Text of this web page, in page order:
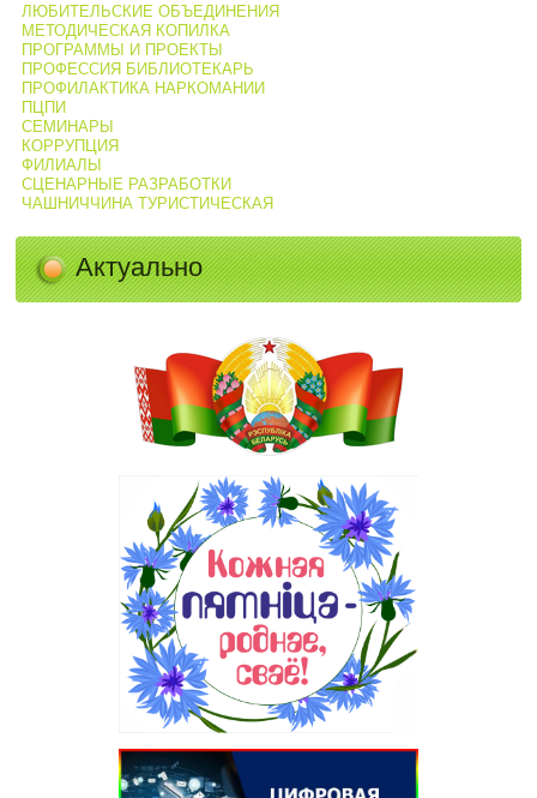
ЛЮБИТЕЛЬСКИЕ ОБЪЕДИНЕНИЯ
МЕТОДИЧЕСКАЯ КОПИЛКА
ПРОГРАММЫ И ПРОЕКТЫ
ПРОФЕССИЯ БИБЛИОТЕКАРЬ
ПРОФИЛАКТИКА НАРКОМАНИИ
ПЦПИ
СЕМИНАРЫ
КОРРУПЦИЯ
ФИЛИАЛЫ
СЦЕНАРНЫЕ РАЗРАБОТКИ
ЧАШНИЧЧИНА ТУРИСТИЧЕСКАЯ
Актуально